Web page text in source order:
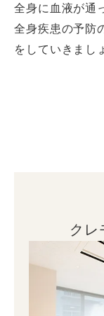
全身に血液が通
全身疾患の予防
をしていきまし
クレ